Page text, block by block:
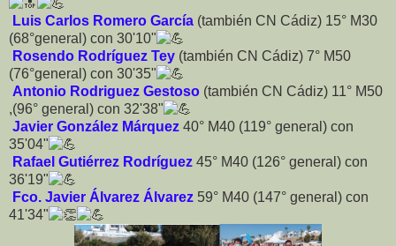
Luis Carlos Romero García (también CN Cádiz) 15° M30
(68°general) con 30'10"
Rosendo Rodríguez Tey (también CN Cádiz) 7° M50
(76°general) con 30'35"
Antonio Rodriguez Gestoso (también CN Cádiz) 11° M50
,(96° general) con 32'38"
Javier González Márquez 40° M40 (119° general) con
35'04"
Rafael Gutiérrez Rodríguez 45° M40 (126° general) con
36'19"
Fco. Javier Álvarez Álvarez 59° M40 (147° general) con
41'34"